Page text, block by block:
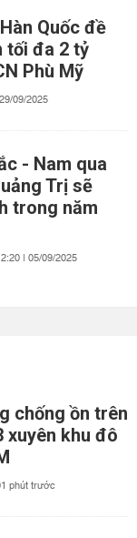
Quốc đề
tối đa 2 tỷ
Phù Mỹ
09/2025
- Nam qua
Trị sẽ
trong năm
| 05/09/2025
chống ồn trên
xuyên khu đô
phút trước